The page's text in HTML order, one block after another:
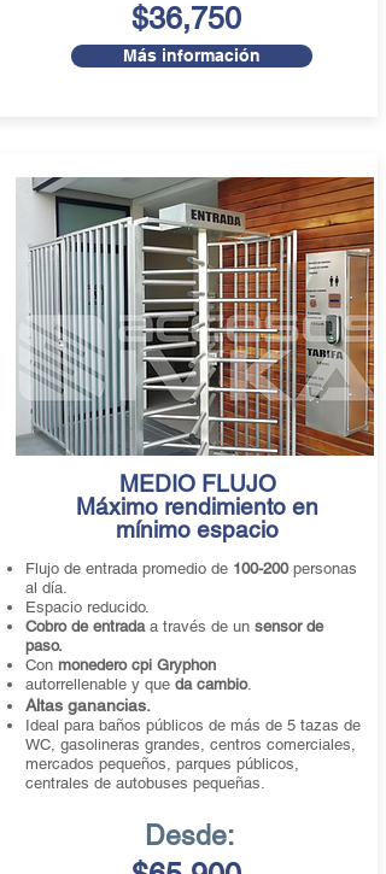
$36,750
Más información
Flujo de entrada promedio de 100-200personas
al día.
Espacio reducido.
Cobro de entrada a través de un sensor de
paso.
Con monedero cpi Gryphon
autorrellenable y que da cambio.
Altas ganancias.
Ideal para baños públicos de más de 5 tazas de
WC, gasolineras grandes, centros comerciales,
mercados pequeños, parques públicos,
centrales de autobuses pequeñas.
MEDIO FLUJO
Máximo rendimiento en
mínimo espacio
Desde: